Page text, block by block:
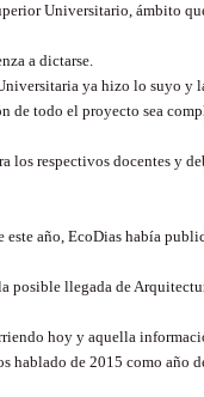
Universitario, ámbito
a dictarse.
ya hizo lo suyo y
de todo el proyecto sea
los respectivos docentes y
este año, EcoDias había
posible llegada de
hoy y aquella
hablado de 2015 como año